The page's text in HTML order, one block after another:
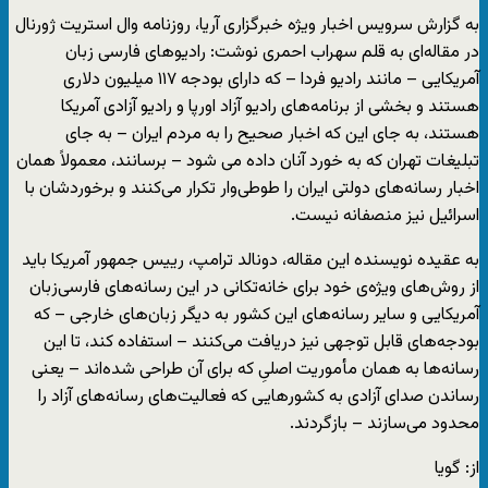
به گزارش سرویس اخبار ویژه خبرگزاری آریا، روزنامه وال استریت ژورنال
در مقاله‌ای به قلم سهراب احمری نوشت: رادیوهای فارسی زبان
آمریکایی – مانند رادیو فردا – که دارای بودجه ۱۱۷ میلیون دلاری
هستند و بخشی از برنامه‌های رادیو آزاد اورپا و رادیو آزادی آمریکا
هستند، به جای این که اخبار صحیح را به مردم ایران – به جای
تبلیغات تهران که به خورد آنان داده می شود – برسانند، معمولاً همان
اخبار رسانه‌های دولتی ایران را طوطی‌وار تکرار می‌کنند و برخوردشان با
اسرائیل نیز منصفانه نیست.
به عقیده نویسنده این مقاله، دونالد ترامپ، رییس جمهور آمریکا باید
از روش‌های ویژه‌ی خود برای خانه‌تکانی در این رسانه‌های فارسی‌زبان
آمریکایی و سایر رسانه‌های این کشور به دیگر زبان‌های خارجی – که
بودجه‌های قابل توجهی نیز دریافت می‌کنند – استفاده کند، تا این
رسانه‌ها به همان مأموریت اصلیِ که برای آن طراحی شده‌اند – یعنی
رساندن صدای آزادی به کشورهایی که فعالیت‌های رسانه‌های آزاد را
محدود می‌سازند – بازگردند.
از: گویا